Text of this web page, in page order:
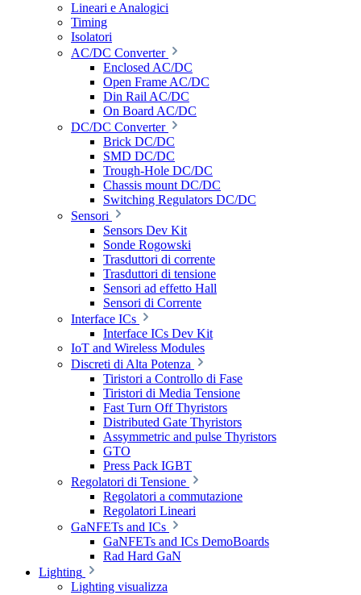
Lineari e Analogici
Timing
Isolatori
AC/DC Converter
Enclosed AC/DC
Open Frame AC/DC
Din Rail AC/DC
On Board AC/DC
DC/DC Converter
Brick DC/DC
SMD DC/DC
Trough-Hole DC/DC
Chassis mount DC/DC
Switching Regulators DC/DC
Sensori
Sensors Dev Kit
Sonde Rogowski
Trasduttori di corrente
Trasduttori di tensione
Sensori ad effetto Hall
Sensori di Corrente
Interface ICs
Interface ICs Dev Kit
IoT and Wireless Modules
Discreti di Alta Potenza
Tiristori a Controllo di Fase
Tiristori di Media Tensione
Fast Turn Off Thyristors
Distributed Gate Thyristors
Assymmetric and pulse Thyristors
GTO
Press Pack IGBT
Regolatori di Tensione
Regolatori a commutazione
Regolatori Lineari
GaNFETs and ICs
GaNFETs and ICs DemoBoards
Rad Hard GaN
Lighting
Lighting visualizza